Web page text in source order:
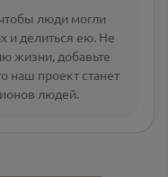
люди могли
и делиться ею. Не
жизни, добавьте
наш проект станет
людей.